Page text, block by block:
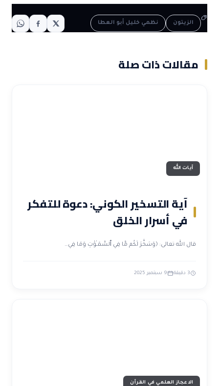
الزيتون نظمي خليل أبو العطا
مقالات ذات صلة
آيات الله
آية التسخير الكوني: دعوة للتفكر
في أسرار الخلق
قال الله تعالى: ﴿وَسَخَّرَ لَكُم مَّا فِي ٱلسَّمَـٰوَٰتِ وَمَا فِي…
3 دقيقة 9 سبتمبر 2025
الاعجاز العلمي في القرآن